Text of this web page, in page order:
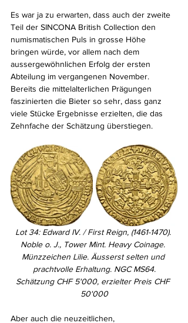
Es war ja zu erwarten, dass auch der zweite
Teil der SINCONA British Collection den
numismatischen Puls in grosse Höhe
bringen würde, vor allem nach dem
aussergewöhnlichen Erfolg der ersten
Abteilung im vergangenen November.
Bereits die mittelalterlichen Prägungen
faszinierten die Bieter so sehr, dass ganz
viele Stücke Ergebnisse erzielten, die das
Zehnfache der Schätzung überstiegen.
Lot 34: Edward IV. / First Reign, (1461-1470).
Noble o. J., Tower Mint. Heavy Coinage.
Münzzeichen Lilie. Äusserst selten und
prachtvolle Erhaltung. NGC MS64.
Schätzung CHF 5'000, erzielter Preis CHF
50'000
Aber auch die neuzeitlichen,